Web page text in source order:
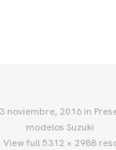
noviembre, 2016 in
modelos Suzuki
View full 5312 × 2988